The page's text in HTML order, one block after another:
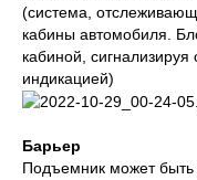
(система,
кабины автомобиля.
кабиной, сигнализируя
индикацией)
Барьер
Подъемник может